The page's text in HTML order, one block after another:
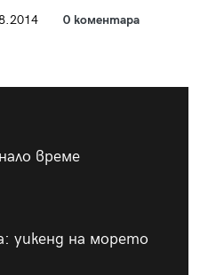
0 коментара
време
уикенд на морето